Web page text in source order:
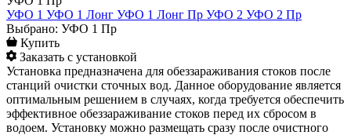
УФО 1 УФО 1 Лонг УФО 1 Лонг Пр УФО 2 УФО 2 Пр
Выбрано: УФО 1 Пр
Купить
Заказать с установкой
Установка предназначена для обеззараживания стоков после
станций очистки сточных вод. Данное оборудование является
оптимальным решением в случаях, когда требуется обеспечить
эффективное обеззараживание стоков перед их сбросом в
водоем. Установку можно размещать сразу после очистного